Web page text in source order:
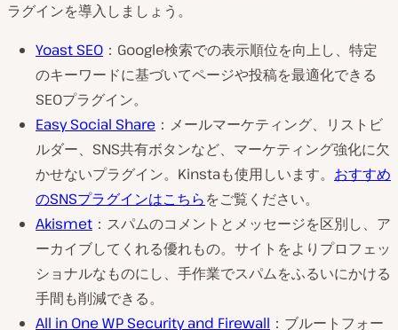
ラグインを導入しましょう。
Yoast SEO ：Google検索での表示順位を向上し、特定
のキーワードに基づいてページや投稿を最適化できる
SEOプラグイン。
Easy Social Share ：メールマーケティング、リストビ
ルダー、SNS共有ボタンなど、マーケティング強化に欠
かせないプラグイン。Kinstaも使用しいます。 おすすめ
のSNSプラグインはこちらをご覧ください。
Akismet ：スパムのコメントとメッセージを区別し、ア
ーカイブしてくれる優れもの。サイトをよりプロフェッ
ショナルなものにし、手作業でスパムをふるいにかける
手間も削減できる。
All in One WP Security and Firewall ：ブルートフォー